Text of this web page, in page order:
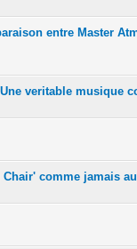
entre Master
veritable musique
comme jamais